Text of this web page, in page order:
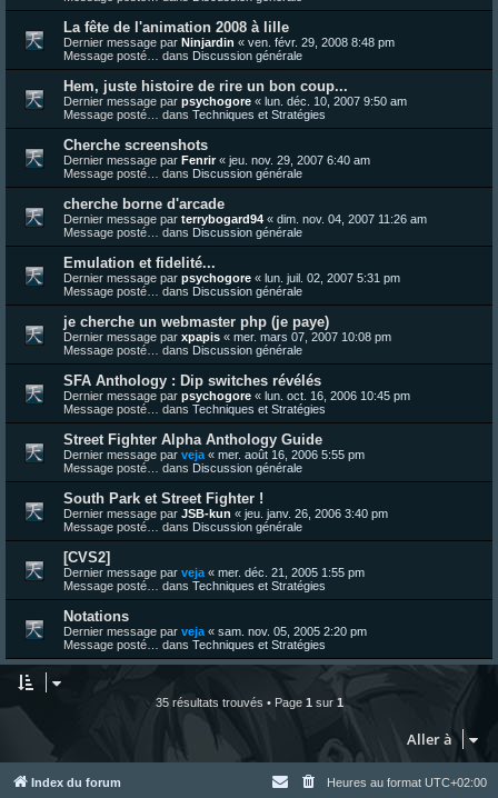
La fête de l'animation 2008 à lille
Dernier message par Ninjardin « ven. févr. 29, 2008 8:48 pm
Message posté… dans Discussion générale
Hem, juste histoire de rire un bon coup...
Dernier message par psychogore « lun. déc. 10, 2007 9:50 am
Message posté… dans Techniques et Stratégies
Cherche screenshots
Dernier message par Fenrir« jeu. nov. 29, 2007 6:40 am
Message posté… dans Discussion générale
cherche borne d'arcade
Dernier message par terrybogard94 « dim. nov. 04, 2007 11:26 am
Message posté… dans Discussion générale
Emulation et fidelité...
Dernier message par psychogore « lun. juil. 02, 2007 5:31 pm
Message posté… dans Discussion générale
je cherche un webmaster php (je paye)
Dernier message par xpapis « mer. mars 07, 2007 10:08 pm
Message posté… dans Discussion générale
SFA Anthology : Dip switches révélés
Dernier message par psychogore « lun. oct. 16, 2006 10:45 pm
Message posté… dans Techniques et Stratégies
Street Fighter Alpha Anthology Guide
Dernier message par veja « mer. août 16, 2006 5:55 pm
Message posté… dans Discussion générale
South Park et Street Fighter !
Dernier message par JSB-kun « jeu. janv. 26, 2006 3:40 pm
Message posté… dans Discussion générale
[CVS2]
Dernier message par veja « mer. déc. 21, 2005 1:55 pm
Message posté… dans Techniques et Stratégies
Notations
Dernier message par veja « sam. nov. 05, 2005 2:20 pm
Message posté… dans Techniques et Stratégies
35 résultats trouvés • Page 1 sur 1
Aller à
Index du forum Heures au format UTC+02:00